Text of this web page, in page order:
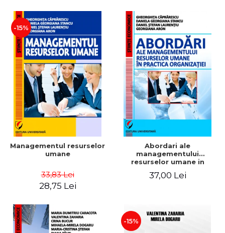
-15%
Managementul resurselor
umane
33,83 Lei
28,75 Lei
Abordari ale
managementului
resurselor umane in
37,00 Lei
-15%